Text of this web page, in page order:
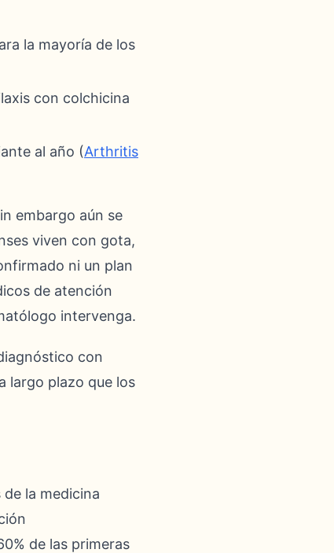
la mayoría de los
con colchicina
al año (Arthritis
embargo aún se
viven con gota,
ni un plan
de atención
intervenga.
con
largo plazo que los
la medicina
de las primeras